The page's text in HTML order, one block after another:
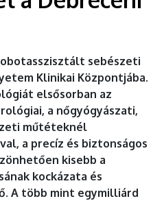
sebészeti
Klinikai Központjába.
elsősorban az
a nőgyógyászati,
műtéteknél
a precíz és biztonságos
kisebb a
kockázata és
A több mint egymilliárd